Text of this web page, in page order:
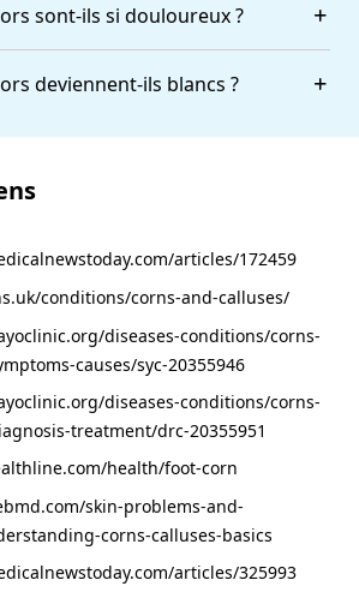
sont-ils si douloureux ?
deviennent-ils blancs ?
articles/172459
conditions/corns-and-calluses/
diseases-conditions/corns-
causes/syc-20355946
diseases-conditions/corns-
treatment/drc-20355951
health/foot-corn
skin-problems-and-
corns-calluses-basics
articles/325993